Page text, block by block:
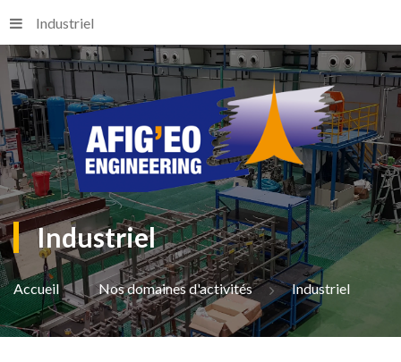
Industriel
Industriel
Accueil Nos domaines d'activités Industriel